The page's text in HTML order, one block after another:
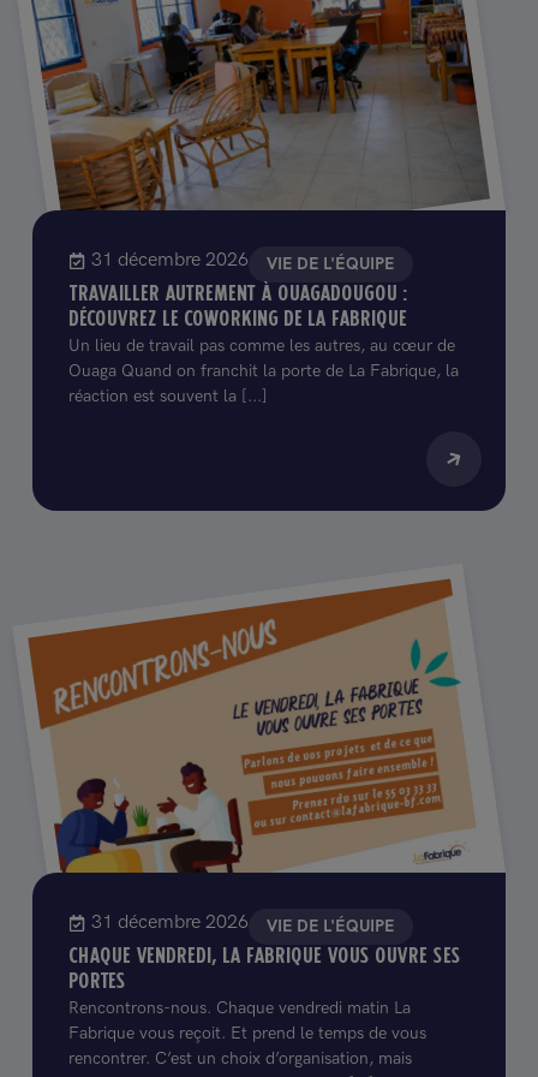
31 décembre 2026 VIE DE L'ÉQUIPE
TRAVAILLER AUTREMENT À OUAGADOUGOU :
DÉCOUVREZ LE COWORKING DE LA FABRIQUE
Un lieu de travail pas comme les autres, au cœur de
Ouaga Quand on franchit la porte de La Fabrique, la
réaction est souvent la [...]
31 décembre 2026 VIE DE L'ÉQUIPE
CHAQUE VENDREDI, LA FABRIQUE VOUS OUVRE SES
PORTES
Rencontrons-nous. Chaque vendredi matin La
Fabrique vous reçoit. Et prend le temps de vous
rencontrer. C’est un choix d’organisation, mais